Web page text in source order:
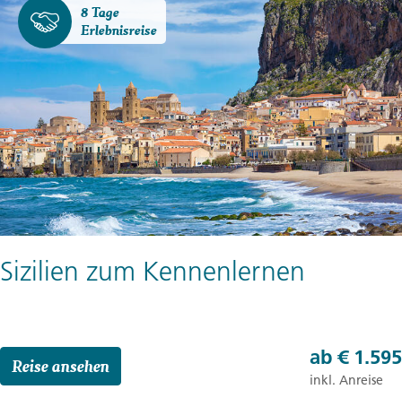
8 Tage
Erlebnisreise
Sizilien zum Kennenlernen
Reise ansehen ab € 1.595
inkl. Anreise